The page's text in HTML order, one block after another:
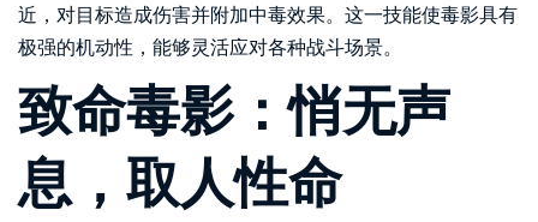
近，对目标造成伤害并附加中毒效果。这一技能使毒影具有
极强的机动性，能够灵活应对各种战斗场景。
致命毒影：悄无声
息，取人性命